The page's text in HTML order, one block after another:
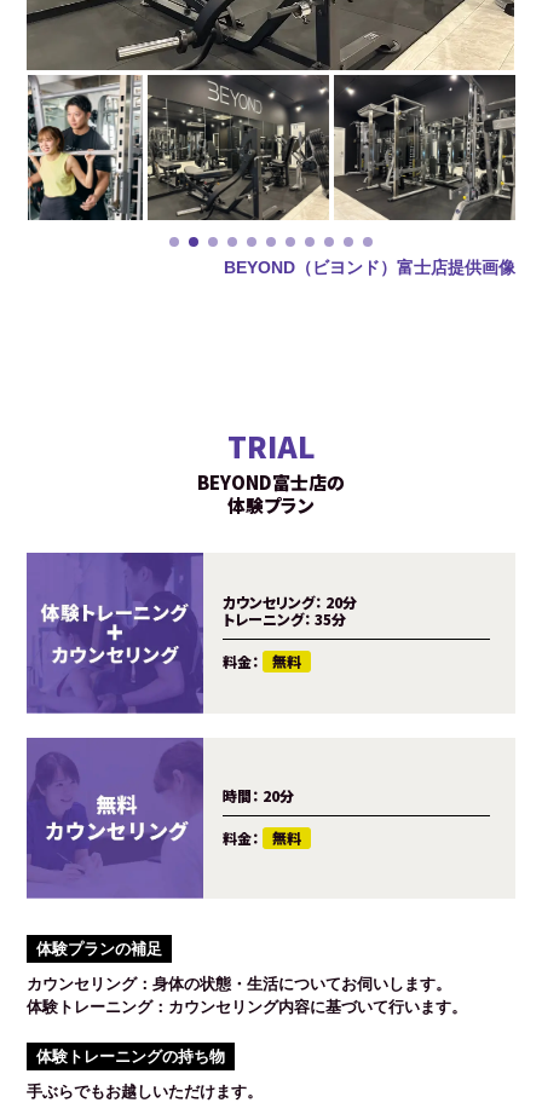
BEYOND（ビヨンド）富士店提供画像
TRIAL
BEYOND富士店の
体験プラン
カウンセリング： 20分
トレーニング： 35分
料金： 無料
時間： 20分
料金： 無料
体験プランの補足
カウンセリング：身体の状態・生活についてお伺いします。
体験トレーニング：カウンセリング内容に基づいて行います。
体験トレーニングの持ち物
手ぶらでもお越しいただけます。